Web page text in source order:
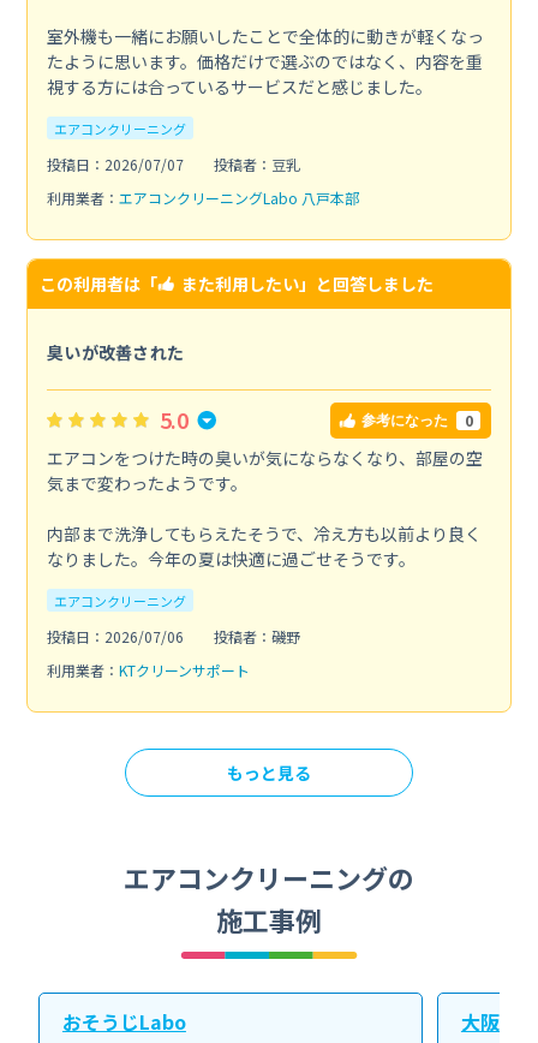
室外機も一緒にお願いしたことで全体的に動きが軽くなっ
たように思います。価格だけで選ぶのではなく、内容を重
視する方には合っているサービスだと感じました。
エアコンクリーニング
投稿日：2026/07/07
投稿者：豆乳
利用業者： エアコンクリーニングLabo 八戸本部
この利用者は「 また利用したい」と回答しました
臭いが改善された
5.0 参考になった 0
エアコンをつけた時の臭いが気にならなくなり、部屋の空
気まで変わったようです。
内部まで洗浄してもらえたそうで、冷え方も以前より良く
なりました。今年の夏は快適に過ごせそうです。
エアコンクリーニング
投稿日：2026/07/06
投稿者：磯野
利用業者： KTクリーンサポート
もっと見る
エアコンクリーニングの
施工事例
おそうじLabo 大阪北